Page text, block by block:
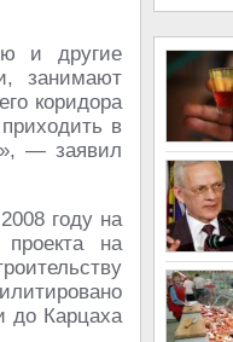
и другие
занимают
коридора
в
, — заявил
году на
проекта на
до Карцаха